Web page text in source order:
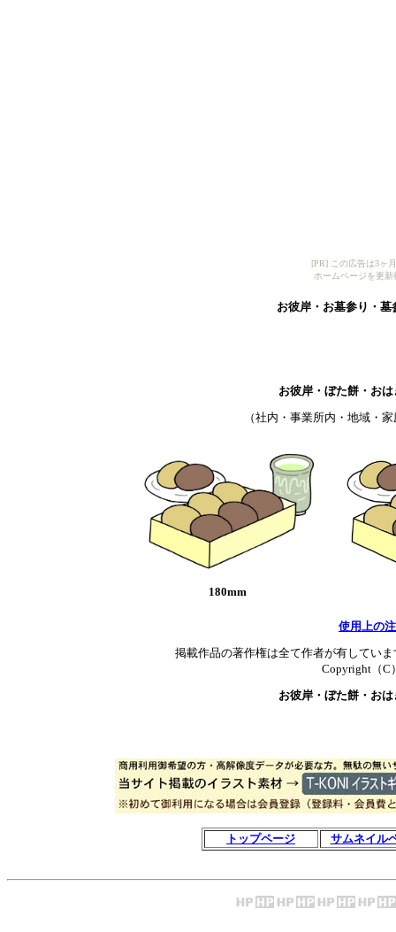
[PR] この広告は3ヶ
ホームページを更
お彼岸・お墓参り・
お彼岸・ぼた餅・お
（社内・事業所内・地域・
180mm
使用上の
掲載作品の著作権は全て作者が有してい
Copyright（C
お彼岸・ぼた餅・お
トップページ サムネイル